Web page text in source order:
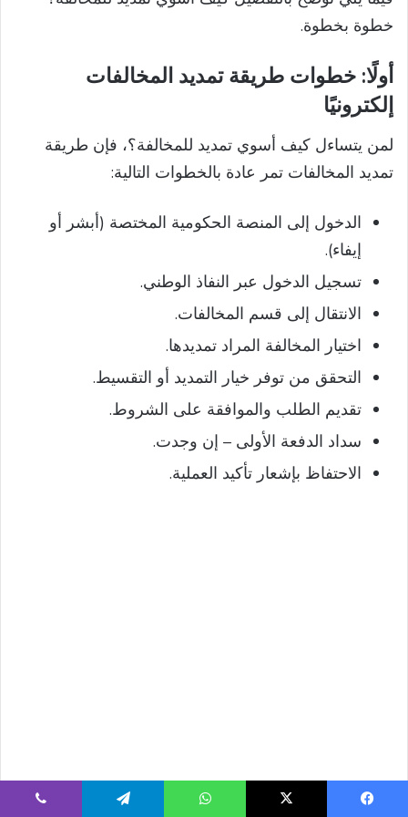
خطوة بخطوة.
أولًا: خطوات طريقة تمديد المخالفات
إلكترونيًا
لمن يتساءل كيف أسوي تمديد للمخالفة؟، فإن طريقة
تمديد المخالفات تمر عادة بالخطوات التالية:
الدخول إلى المنصة الحكومية المختصة (أبشر أو
إيفاء).
تسجيل الدخول عبر النفاذ الوطني.
الانتقال إلى قسم المخالفات.
اختيار المخالفة المراد تمديدها.
التحقق من توفر خيار التمديد أو التقسيط.
تقديم الطلب والموافقة على الشروط.
سداد الدفعة الأولى – إن وجدت.
الاحتفاظ بإشعار تأكيد العملية.